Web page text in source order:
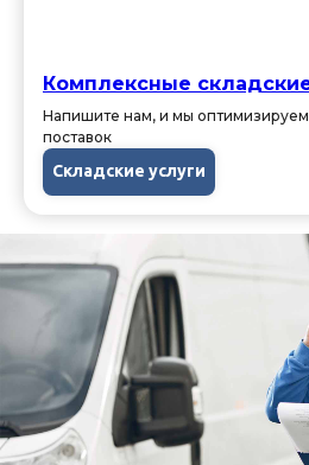
Комплексные
Напишите нам, и мы
поставок
Складские услуги